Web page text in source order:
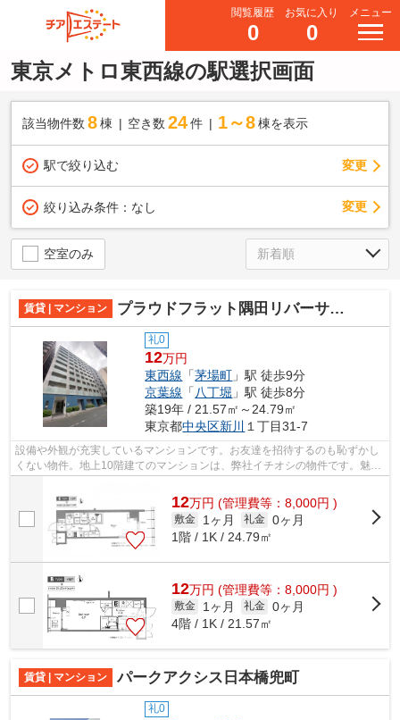
閲覧履歴
0
お気に入り
0
メニュー
東京メトロ東西線の駅選択画面
該当物件数 8棟 空き数 24 件 1～8 棟を表示
駅で絞り込む 変更
絞り込み条件： なし 変更
空室のみ
賃貸 | マンション プラウドフラット隅田リバーサイド
礼0
12万円
東西線 「茅場町 」駅 徒歩9分
京葉線 「八丁堀 」駅 徒歩8分
築19年 / 21.57㎡～24.79㎡
東京都中央区新川 １丁目31-7
設備や外観が充実しているマンションです。お友達を招待するのも恥ずかし
くない物件。地上10階建てのマンションは、弊社イチオシの物件です。魅力
12万円 (管理費等：8,000円 )
敷金 1ヶ月 礼金 0ヶ月
1階 / 1K / 24.79㎡
12万円 (管理費等：8,000円 )
敷金 1ヶ月 礼金 0ヶ月
4階 / 1K / 21.57㎡
賃貸 | マンション パークアクシス日本橋兜町
礼0